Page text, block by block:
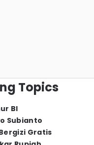
Topics
BI
Subianto
Gratis